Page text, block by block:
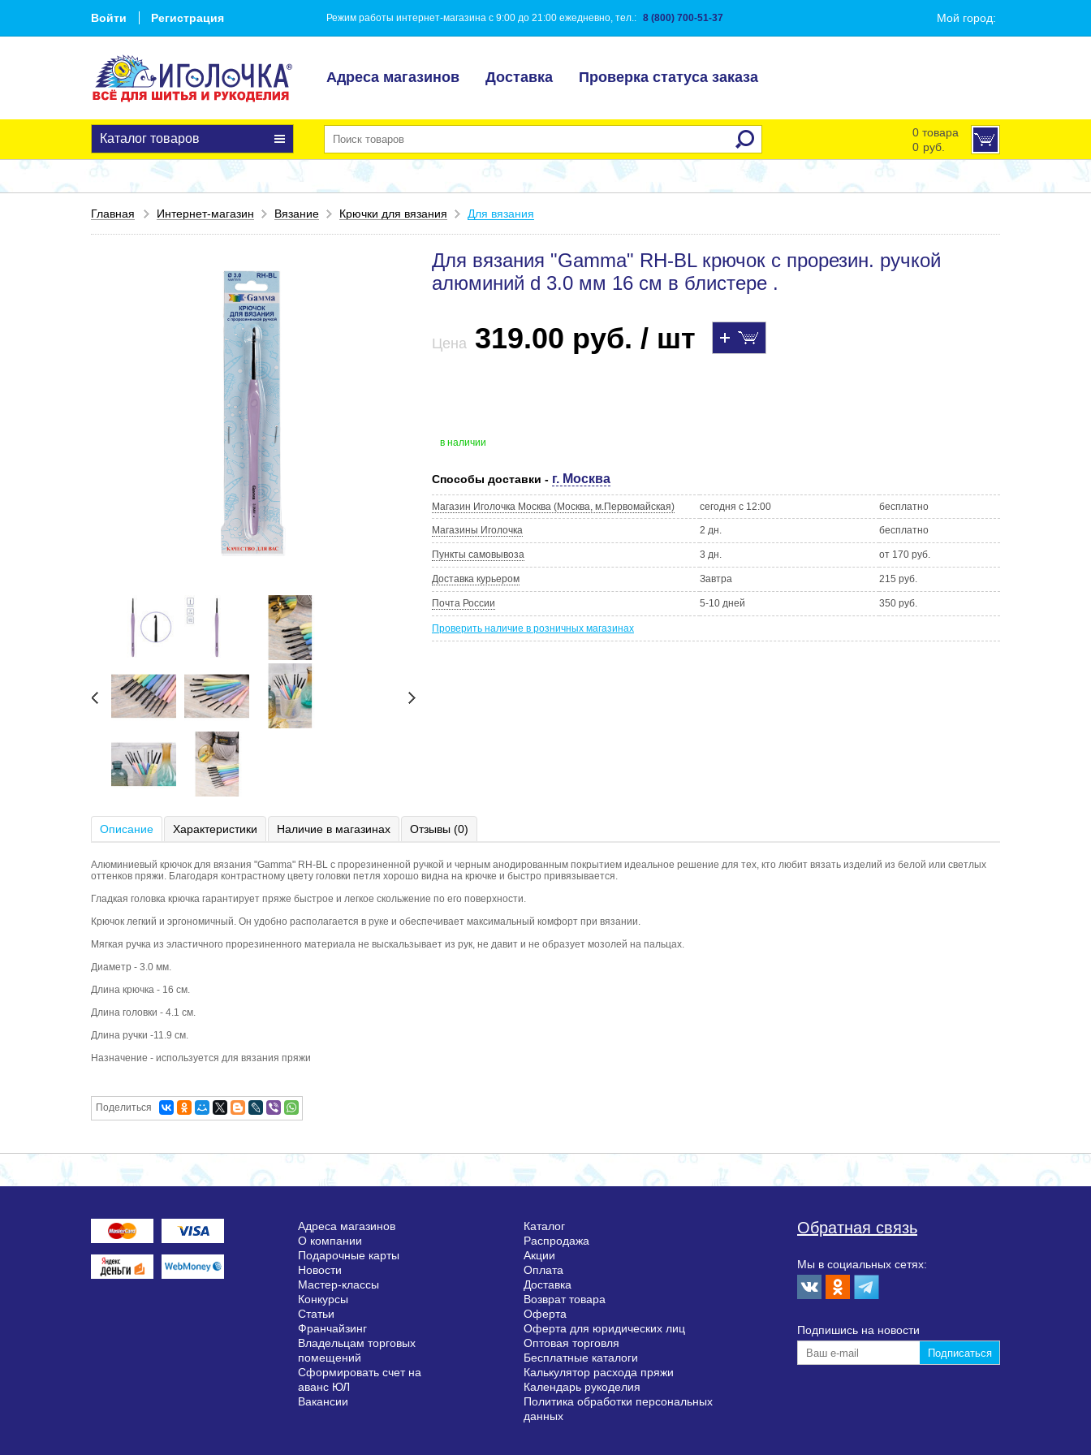
Войти Регистрация Режим работы интернет-магазина с 9:00 до 21:00 ежедневно, тел.: 8 (800) 700-51-37 Мой город:
Адреса магазинов Доставка Проверка статуса заказа
Каталог товаров
0 товара
0 руб.
Главная Интернет-магазин Вязание Крючки для вязания Для вязания
Для вязания "Gamma" RH-BL крючок с прорезин. ручкой
алюминий d 3.0 мм 16 см в блистере .
Цена 319.00 руб. / шт
в наличии
Способы доставки - г. Москва
Магазин Иголочка Москва (Москва, м.Первомайская) сегодня с 12:00 бесплатно
Магазины Иголочка 2 дн. бесплатно
Пункты самовывоза 3 дн. от 170 руб.
Доставка курьером Завтра 215 руб.
Почта России 5-10 дней 350 руб.
Проверить наличие в розничных магазинах
Описание Характеристики Наличие в магазинах Отзывы (0)
Алюминиевый крючок для вязания "Gamma" RH-BL с прорезиненной ручкой и черным анодированным покрытием идеальное решение для тех, кто любит вязать изделий из белой или светлых
оттенков пряжи. Благодаря контрастному цвету головки петля хорошо видна на крючке и быстро привязывается.
Гладкая головка крючка гарантирует пряже быстрое и легкое скольжение по его поверхности.
Крючок легкий и эргономичный. Он удобно располагается в руке и обеспечивает максимальный комфорт при вязании.
Мягкая ручка из эластичного прорезиненного материала не выскальзывает из рук, не давит и не образует мозолей на пальцах.
Диаметр - 3.0 мм.
Длина крючка - 16 см.
Длина головки - 4.1 см.
Длина ручки -11.9 см.
Назначение - используется для вязания пряжи
Поделиться
Адреса магазинов
О компании
Подарочные карты
Новости
Мастер-классы
Конкурсы
Статьи
Франчайзинг
Владельцам торговых
помещений
Сформировать счет на
аванс ЮЛ
Вакансии
Каталог
Распродажа
Акции
Оплата
Доставка
Возврат товара
Оферта
Оферта для юридических лиц
Оптовая торговля
Бесплатные каталоги
Калькулятор расхода пряжи
Календарь рукоделия
Политика обработки персональных
данных
Обратная связь
Мы в социальных сетях:
Подпишиcь на новости